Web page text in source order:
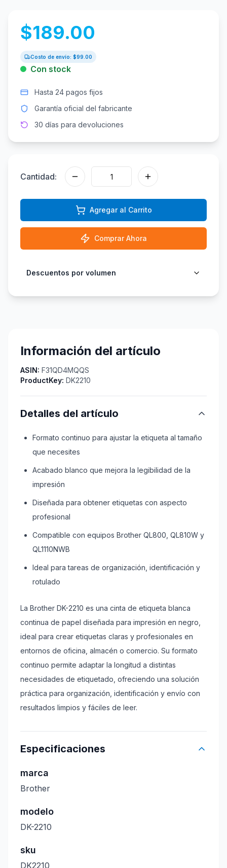
$189.00
Costo de envío: $99.00
Con stock
Hasta 24 pagos fijos
Garantía oficial del fabricante
30 días para devoluciones
Cantidad:
Agregar al Carrito
Comprar Ahora
Descuentos por volumen
Información del artículo
ASIN: F31QD4MQQS
ProductKey: DK2210
Detalles del artículo
Formato continuo para ajustar la etiqueta al tamaño
que necesites
Acabado blanco que mejora la legibilidad de la
impresión
Diseñada para obtener etiquetas con aspecto
profesional
Compatible con equipos Brother QL800, QL810W y
QL1110NWB
Ideal para tareas de organización, identificación y
rotulado
La Brother DK-2210 es una cinta de etiqueta blanca
continua de papel diseñada para impresión en negro,
ideal para crear etiquetas claras y profesionales en
entornos de oficina, almacén o comercio. Su formato
continuo permite adaptar la longitud a distintas
necesidades de etiquetado, ofreciendo una solución
práctica para organización, identificación y envío con
resultados limpios y fáciles de leer.
Especificaciones
marca
Brother
modelo
DK-2210
sku
DK2210